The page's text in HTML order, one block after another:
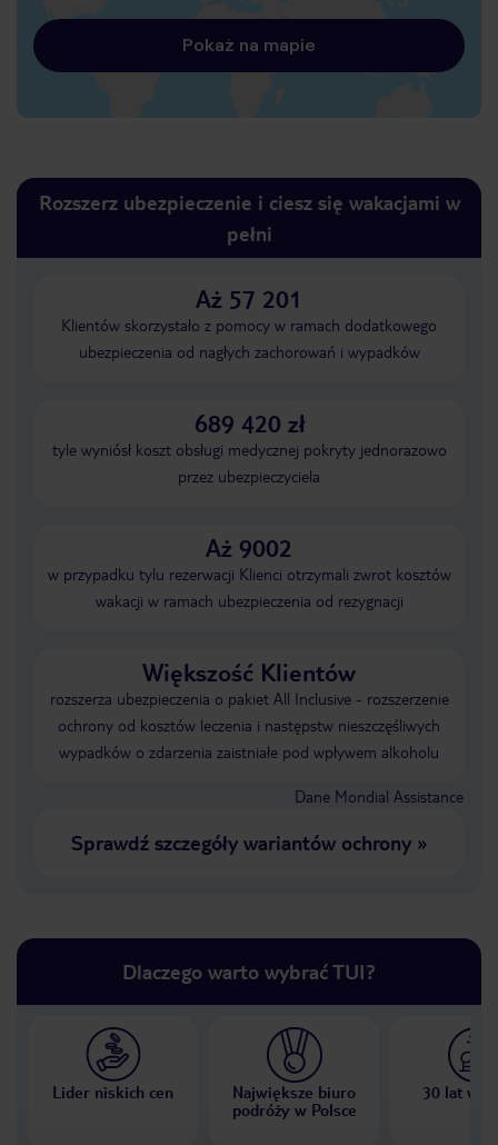
Pokaż na mapie
Rozszerz ubezpieczenie i ciesz się wakacjami w
pełni
Aż 57 201
Klientów skorzystało z pomocy w ramach dodatkowego
ubezpieczenia od nagłych zachorowań i wypadków
689 420 zł
tyle wyniósł koszt obsługi medycznej pokryty jednorazowo
przez ubezpieczyciela
Aż 9002
w przypadku tylu rezerwacji Klienci otrzymali zwrot kosztów
wakacji w ramach ubezpieczenia od rezygnacji
Większość Klientów
rozszerza ubezpieczenia o pakiet All Inclusive - rozszerzenie
ochrony od kosztów leczenia i następstw nieszczęśliwych
wypadków o zdarzenia zaistniałe pod wpływem alkoholu
Dane Mondial Assistance
Sprawdź szczegóły wariantów ochrony»
Dlaczego warto wybrać TUI?
Lider niskich cen
Największe biuro
podróży w Polsce
30 lat w